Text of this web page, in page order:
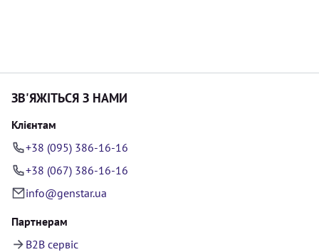
ЗВ'ЯЖІТЬСЯ З НАМИ
Клієнтам
+38 (095) 386-16-16
+38 (067) 386-16-16
info@genstar.ua
Партнерам
B2B сервіс